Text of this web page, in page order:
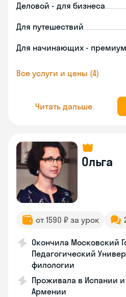
Деловой - для бизнеса
Для путешествий
Для начинающих - премиум
Все услуги и цены (4)
Читать дальше
Ольга
от 1590 ₽ за урок
Окончила Московский
Педагогический
филологии
Проживала в Испании
Армении